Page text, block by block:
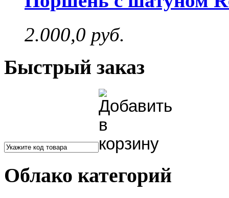
2.000,0 руб.
Быстрый заказ
Облако категорий